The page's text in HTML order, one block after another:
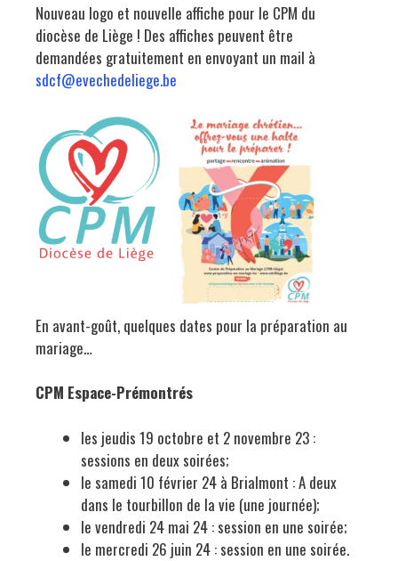
Nouveau logo et nouvelle affiche pour le CPM du
diocèse de Liège ! Des affiches peuvent être
demandées gratuitement en envoyant un mail à
sdcf@evechedeliege.be
En avant-goût, quelques dates pour la préparation au
mariage…
CPM Espace-Prémontrés
les jeudis 19 octobre et 2 novembre 23 :
sessions en deux soirées;
le samedi 10 février 24 à Brialmont : A deux
dans le tourbillon de la vie (une journée);
le vendredi 24 mai 24 : session en une soirée;
le mercredi 26 juin 24 : session en une soirée.